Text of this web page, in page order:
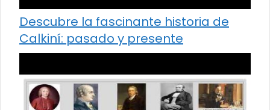
Descubre la fascinante historia de
Calkiní: pasado y presente